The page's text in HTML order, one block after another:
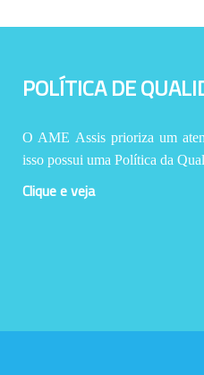
POLÍTICA DE
O AME Assis prioriza um
isso possui uma Política da
Clique e veja